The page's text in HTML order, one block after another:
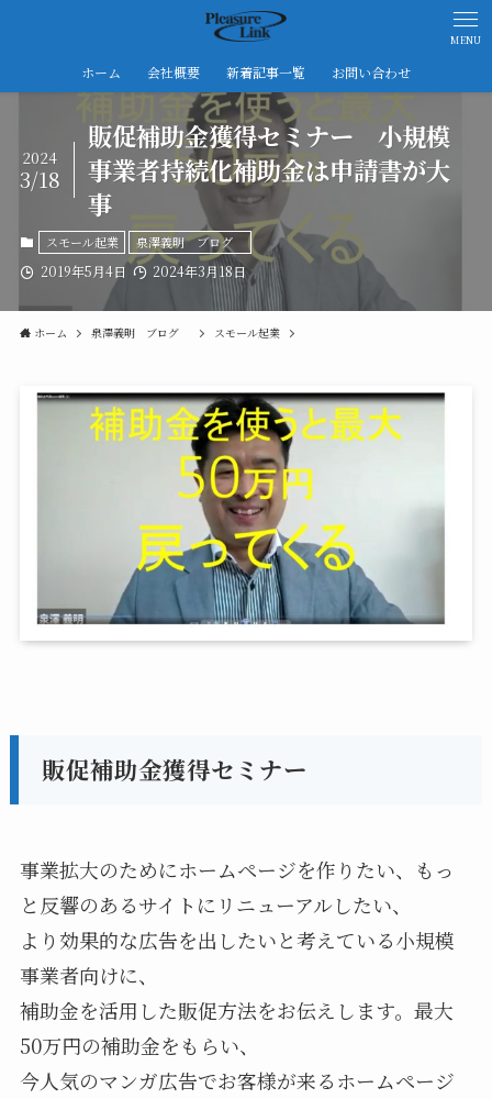
MENU
ホーム 会社概要 新着記事一覧 お問い合わせ
販促補助金獲得セミナー 小規模
事業者持続化補助金は申請書が大
事
2024
3/18
スモール起業 泉澤義明 ブログ
2019年5月4日 2024年3月18日
ホーム 泉澤義明 ブログ スモール起業
販促補助金獲得セミナー
事業拡大のためにホームページを作りたい、もっ
と反響のあるサイトにリニューアルしたい、
より効果的な広告を出したいと考えている小規模
事業者向けに、
補助金を活用した販促方法をお伝えします。最大
50万円の補助金をもらい、
今人気のマンガ広告でお客様が来るホームページ